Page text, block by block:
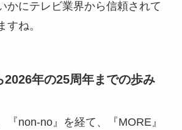
かにテレビ業界から信頼されて
すね。
2026年の25周年までの歩み
『non-no』を経て、『MORE』